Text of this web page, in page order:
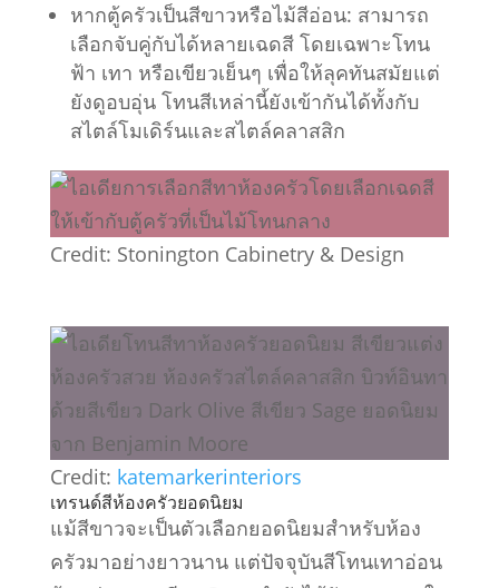
หากตู้ครัวเป็นสีขาวหรือไม้สีอ่อน: สามารถ
เลือกจับคู่กับได้หลายเฉดสี โดยเฉพาะโทน
ฟ้า เทา หรือเขียวเย็นๆ เพื่อให้ลุคทันสมัยแต่
ยังดูอบอุ่น โทนสีเหล่านี้ยังเข้ากันได้ทั้งกับ
สไตล์โมเดิร์นและสไตล์คลาสสิก
Credit: Stonington Cabinetry & Design
Credit: katemarkerinteriors
เทรนด์สีห้องครัวยอดนิยม
แม้สีขาวจะเป็นตัวเลือกยอดนิยมสำหรับห้อง
ครัวมาอย่างยาวนาน แต่ปัจจุบันสีโทนเทาอ่อน